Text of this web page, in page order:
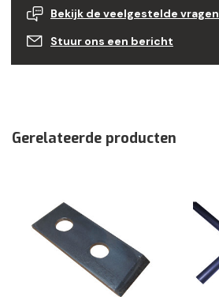
Bekijk de veelgestelde vragen
Stuur ons een bericht
Gerelateerde producten